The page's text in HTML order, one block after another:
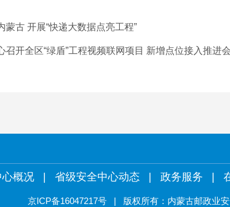
古 开展“快递大数据点亮工程”
开全区“绿盾”工程视频联网项目 新增点位接入推进会
心概况 省级安全中心动态 政务服务
京ICP备16047217号| 版权所有：内蒙古邮政业安